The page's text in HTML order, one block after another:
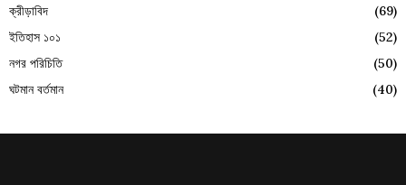
ক্রীড়াবিদ
(69)
ইতিহাস ১০১
(52)
নগর পরিচিতি
(50)
ঘটমান বর্তমান
(40)